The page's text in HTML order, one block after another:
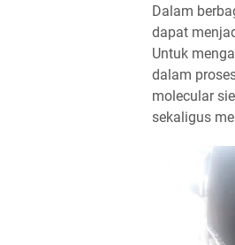
Dalam
dapat
Untuk
dalam
molecular
sekaligus